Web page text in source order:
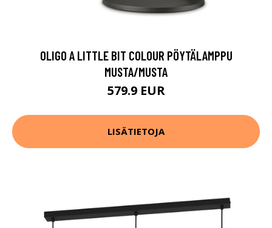
OLIGO A LITTLE BIT COLOUR PÖYTÄLAMPPU
MUSTA/MUSTA
579.9 EUR
LISÄTIETOJA